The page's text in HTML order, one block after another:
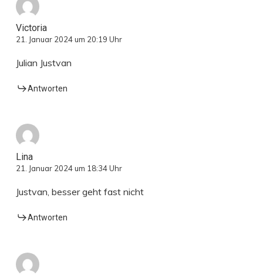
Victoria
21. Januar 2024 um 20:19 Uhr
Julian Justvan
Antworten
Lina
21. Januar 2024 um 18:34 Uhr
Justvan, besser geht fast nicht
Antworten